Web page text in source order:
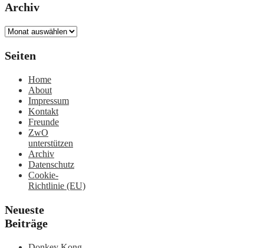
Archiv
Archiv
Seiten
Home
About
Impressum
Kontakt
Freunde
ZwO
unterstützen
Archiv
Datenschutz
Cookie-
Richtlinie (EU)
Neueste
Beiträge